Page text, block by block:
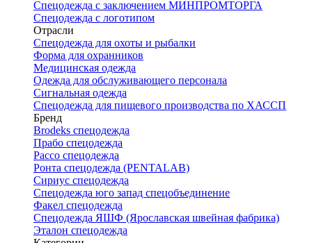
Спецодежда с заключением МИНПРОМТОРГА
Спецодежда с логотипом
Отрасли
Спецодежда для охоты и рыбалки
Форма для охранников
Медицинская одежда
Одежда для обслуживающего персонала
Сигнальная одежда
Спецодежда для пищевого производства по ХАССП
Бренд
Brodeks спецодежда
Прабо спецодежда
Рассо спецодежда
Ронта спецодежда (PENTALAB)
Сириус спецодежда
Спецодежда юго запад спецобъединение
Факел спецодежда
Спецодежда ЯШФ (Ярославская швейная фабрика)
Эталон спецодежда